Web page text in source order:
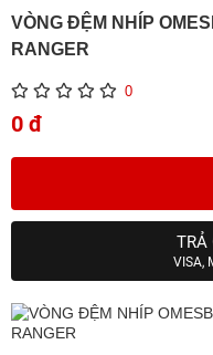
VÒNG ĐỆM NHÍP
RANGER
0
0 đ
TRẢ
VISA,